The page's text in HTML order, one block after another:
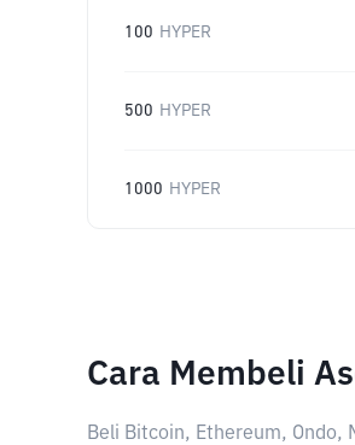
100 HYPER
500 HYPER
1000 HYPER
Cara Membeli
Beli Bitcoin, Ethereum,